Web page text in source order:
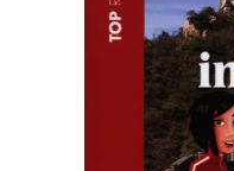
Polski
Po zmianie kraju część